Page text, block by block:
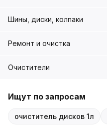
Шины, диски, колпаки
Ремонт и очистка
Очистители
Ищут по запросам
очиститель дисков 1л